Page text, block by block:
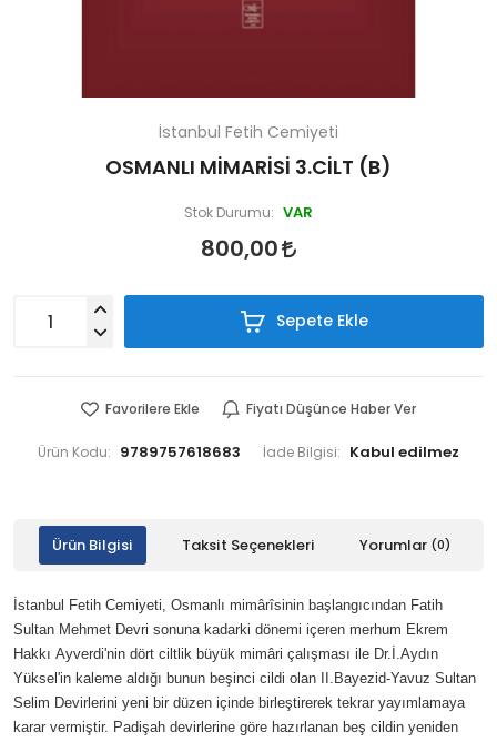
İstanbul Fetih Cemiyeti
OSMANLI MİMARİSİ 3.CİLT (B)
Stok Durumu: VAR
800,00
Sepete Ekle
Favorilere Ekle Fiyatı Düşünce Haber Ver
Ürün Kodu: 9789757618683 İade Bilgisi:
Ürün Bilgisi Taksit Seçenekleri Yorumlar (0)
İstanbul Fetih Cemiyeti, Osmanlı mimârîsinin başlangıcından Fatih
Sultan Mehmet Devri sonuna kadarki dönemi içeren merhum Ekrem
Hakkı Ayverdi'nin dört ciltlik büyük mimâri çalışması ile Dr.İ.Aydın
Yüksel'in kaleme aldığı bunun beşinci cildi olan II.Bayezid-Yavuz Sultan
Selim Devirlerini yeni bir düzen içinde birleştirerek tekrar yayımlamaya
karar vermiştir. Padişah devirlerine göre hazırlanan beş cildin yeniden